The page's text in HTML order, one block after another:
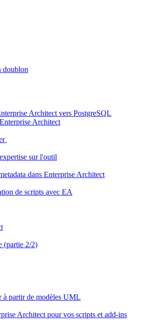
doublon
Architect vers PostgreSQL
Architect
sur l'outil
dans Enterprise Architect
de scripts avec EA
(partie 2/2)
partir de modèles UML
Architect pour vos scripts et add-ins